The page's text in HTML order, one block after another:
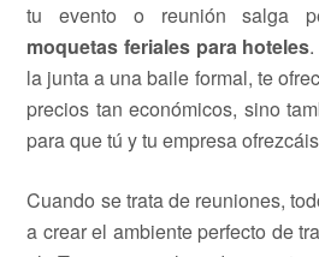
tu evento o reunión salga
moquetas feriales para hoteles
la junta a una baile formal, te
precios tan económicos, sino
para que tú y tu empresa
Cuando se trata de reuniones,
a crear el ambiente perfecto de